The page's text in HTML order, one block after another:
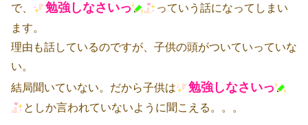
で、
勉強しなさいっ
っていう話になってしまい
ます。
理由も話しているのですが、子供の頭がついていっていな
い。
結局聞いていない。だから子供は
勉強しなさいっ
としか言われていないように聞こえる。。。